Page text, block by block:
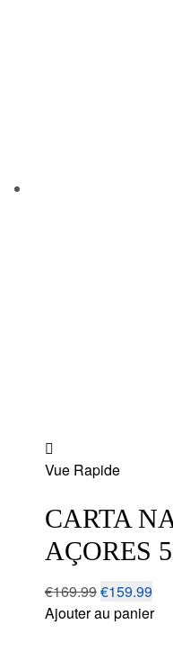
to
Vue Rapide
CARTA
AÇORES
€169.99€159.99
Ajouter au panier